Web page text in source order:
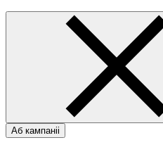
Аб кампаніі